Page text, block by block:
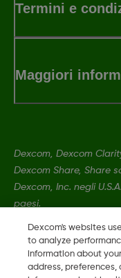
Termini e
Maggiori
Dexcom, Dexcom
Dexcom Share, Share
Dexcom, Inc. negli
paesi.
LBL016812 Rev001
Dexcom's websites
to analyze
information about
address, preferences,